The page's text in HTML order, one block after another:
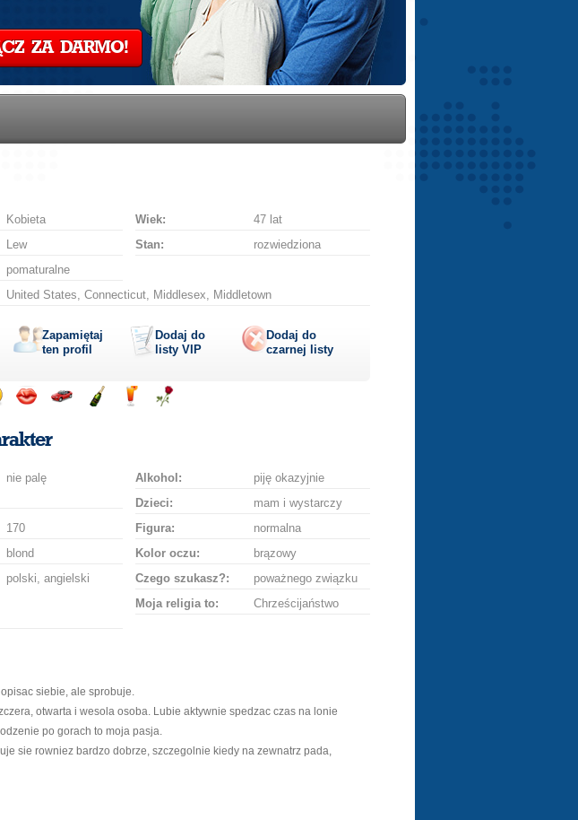
ZA DARMO!
Kobieta Wiek:
47 lat
Lew Stan:
rozwiedziona
pomaturalne
United States, Connecticut, Middlesex, Middletown
Zapamiętaj
ten profil
Dodaj do
listy VIP
Dodaj do
czarnej listy
buziaka
nie palę Alkohol:
piję okazyjnie
Dzieci:
mam i wystarczy
170 Figura:
normalna
blond Kolor oczu:
brązowy
polski, angielski Czego szukasz?:
poważnego związku
Moja religia to:
Chrześcijaństwo
siebie, ale sprobuje.
otwarta i wesola osoba. Lubie aktywnie spedzac czas na lonie
po gorach to moja pasja.
sie rowniez bardzo dobrze, szczegolnie kiedy na zewnatrz pada,